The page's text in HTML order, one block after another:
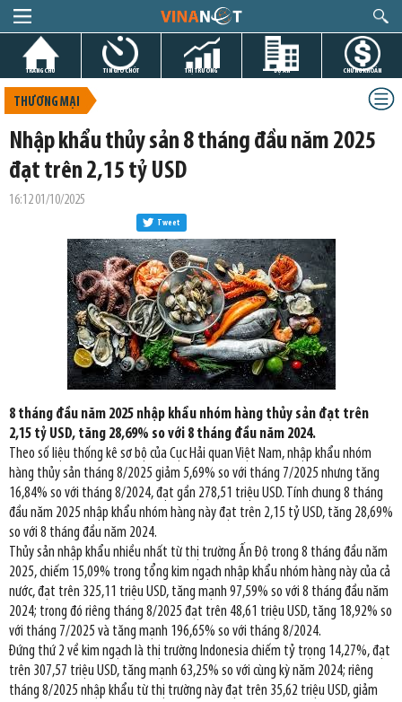
TRANG CHỦ TIN GIỜ CHÓT THỊ TRƯỜNG DỰ ÁN CHỨNG KHOÁN
THƯƠNG MẠI
Nhập khẩu thủy sản 8 tháng đầu năm 2025
đạt trên 2,15 tỷ USD
16:12 01/10/2025
Tweet
8 tháng đầu năm 2025 nhập khẩu nhóm hàng thủy sản đạt trên
2,15 tỷ USD, tăng 28,69% so với 8 tháng đầu năm 2024.
Theo số liệu thống kê sơ bộ của Cục Hải quan Việt Nam, nhập khẩu nhóm
hàng thủy sản tháng 8/2025 giảm 5,69% so với tháng 7/2025 nhưng tăng
16,84% so với tháng 8/2024, đạt gần 278,51 triệu USD. Tính chung 8 tháng
đầu năm 2025 nhập khẩu nhóm hàng này đạt trên 2,15 tỷ USD, tăng 28,69%
so với 8 tháng đầu năm 2024.
Thủy sản nhập khẩu nhiều nhất từ thị trường Ấn Độ trong 8 tháng đầu năm
2025, chiếm 15,09% trong tổng kim ngạch nhập khẩu nhóm hàng này của cả
nước, đạt trên 325,11 triệu USD, tăng mạnh 97,59% so với 8 tháng đầu năm
2024; trong đó riêng tháng 8/2025 đạt trên 48,61 triệu USD, tăng 18,92% so
với tháng 7/2025 và tăng mạnh 196,65% so với tháng 8/2024.
Đứng thứ 2 về kim ngạch là thị trường Indonesia chiếm tỷ trọng 14,27%, đạt
trên 307,57 triệu USD, tăng mạnh 63,25% so với cùng kỳ năm 2024; riêng
tháng 8/2025 nhập khẩu từ thị trường này đạt trên 35,62 triệu USD, giảm